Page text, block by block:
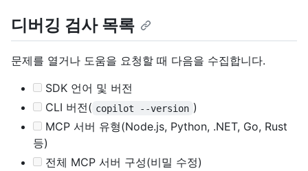
디버깅 검사 목록
문제를 열거나 도움을 요청할 때 다음을 수집합니다.
SDK 언어 및 버전
CLI 버전( copilot --version )
MCP 서버 유형(Node.js, Python, .NET, Go, Rust
등)
전체 MCP 서버 구성(비밀 수정)